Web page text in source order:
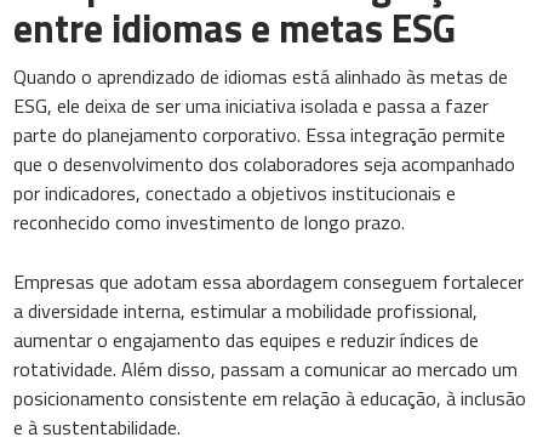
entre idiomas e metas ESG
Quando o aprendizado de idiomas está alinhado às metas de
ESG, ele deixa de ser uma iniciativa isolada e passa a fazer
parte do planejamento corporativo. Essa integração permite
que o desenvolvimento dos colaboradores seja acompanhado
por indicadores, conectado a objetivos institucionais e
reconhecido como investimento de longo prazo.
Empresas que adotam essa abordagem conseguem fortalecer
a diversidade interna, estimular a mobilidade profissional,
aumentar o engajamento das equipes e reduzir índices de
rotatividade. Além disso, passam a comunicar ao mercado um
posicionamento consistente em relação à educação, à inclusão
e à sustentabilidade.